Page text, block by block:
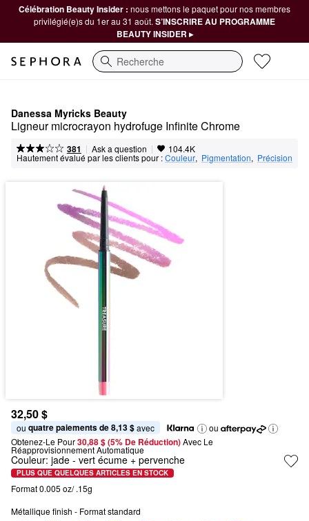
Célébration Beauty Insider : nous mettons le paquet pour nos membres
privilégié(e)s du 1er au 31 août. S’INSCRIRE AU PROGRAMME
BEAUTY INSIDER ▸
Recherche
Danessa Myricks Beauty
Ligneur microcrayon hydrofuge Infinite Chrome
381 | Ask a question | 104.4K
Hautement évalué par les clients pour :Couleur, Pigmentation, Précision
32,50 $
ou quatre paiements de 8,13 $ avec
ou
Obtenez-Le Pour30,88 $ (5% De Réduction) Avec Le
Réapprovisionnement Automatique
Couleur: jade - vert écume + pervenche
PLUS QUE QUELQUES ARTICLES EN STOCK
Format 0.005 oz/ .15g
Métallique finish - Format standard